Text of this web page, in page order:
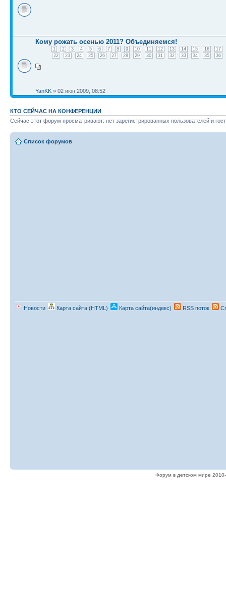
Кому рожать осенью 2011? Объединяемся!
1 2 3 4 5 6 7 8 9 10 11 12 13 14 15 16
17
22
23 24 25 26 27 28 29 30 31 32 33 34 35 36
YanKK » 02 июн 2009, 08:52
КТО СЕЙЧАС НА КОНФЕРЕНЦИИ
Сейчас этот форум просматривают: нет зарегистрированных пользователей и
Список форумов
Новости Карта сайта (HTML) Карта сайта(индекс) RSS поток
Форум в детском мире